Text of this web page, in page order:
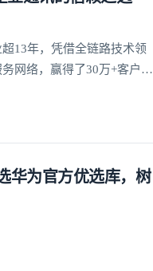
13年，凭借全链路技术领
网络，赢得了30万+客户的
华为官方优选库，树